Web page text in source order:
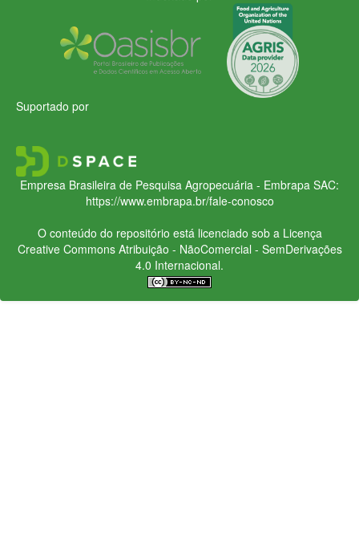
Suportado por
Empresa Brasileira de Pesquisa Agropecuária - Embrapa SAC:
https://www.embrapa.br/fale-conosco
O conteúdo do repositório está licenciado sob a Licença
Creative CommonsAtribuição - NãoComercial - SemDerivações
4.0 Internacional.